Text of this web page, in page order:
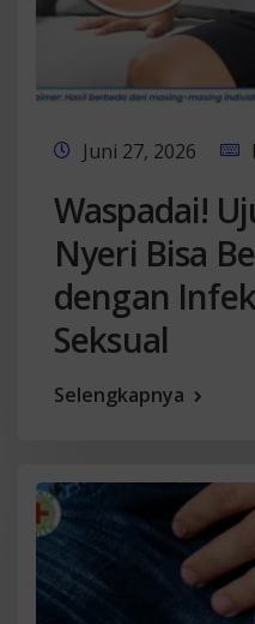
Juni 27, 2026
Waspadai!
Nyeri Bisa
dengan
Seksual
Selengkapnya